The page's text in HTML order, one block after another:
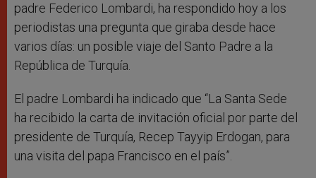
padre Federico Lombardi, ha respondido hoy a los
periodistas una pregunta que giraba desde hace
varios días: un posible viaje del Santo Padre a la
República de Turquía.
El padre Lombardi ha indicado que “La Santa Sede
ha recibido la carta de invitación oficial por parte del
presidente de Turquía, Recep Tayyip Erdogan, para
una visita del papa Francisco en el país”.